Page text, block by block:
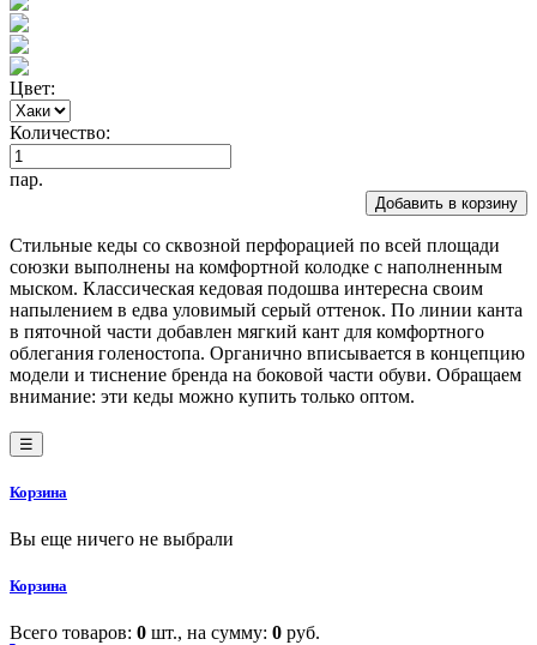
Цвет:
Количество:
пар.
Добавить в корзину
Стильные кеды со сквозной перфорацией по всей площади
союзки выполнены на комфортной колодке с наполненным
мыском. Классическая кедовая подошва интересна своим
напылением в едва уловимый серый оттенок. По линии канта
в пяточной части добавлен мягкий кант для комфортного
облегания голеностопа. Органично вписывается в концепцию
модели и тиснение бренда на боковой части обуви. Обращаем
внимание: эти кеды можно купить только оптом.
☰
Корзина
Вы еще ничего не выбрали
Корзина
Всего товаров: 0 шт., на сумму: 0 руб.